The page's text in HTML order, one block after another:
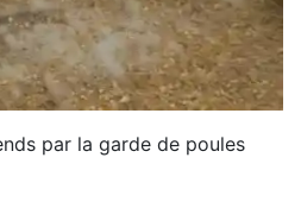
par la garde de poules